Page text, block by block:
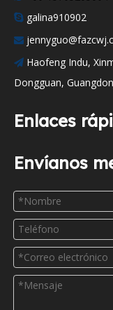
 galina910902

 Haofeng Indu,
Dongguan,
Enlaces
Envíanos